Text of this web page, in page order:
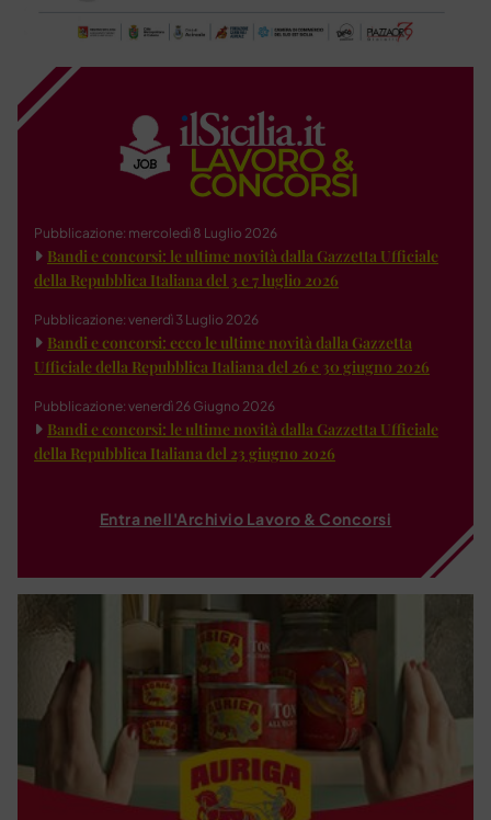
Pubblicazione: mercoledì 8 Luglio 2026
Bandi e concorsi: le ultime novità dalla Gazzetta Ufficiale
della Repubblica Italiana del 3 e 7 luglio 2026
Pubblicazione: venerdì 3 Luglio 2026
Bandi e concorsi: ecco le ultime novità dalla Gazzetta
Ufficiale della Repubblica Italiana del 26 e 30 giugno 2026
Pubblicazione: venerdì 26 Giugno 2026
Bandi e concorsi: le ultime novità dalla Gazzetta Ufficiale
della Repubblica Italiana del 23 giugno 2026
Entra nell'Archivio Lavoro & Concorsi